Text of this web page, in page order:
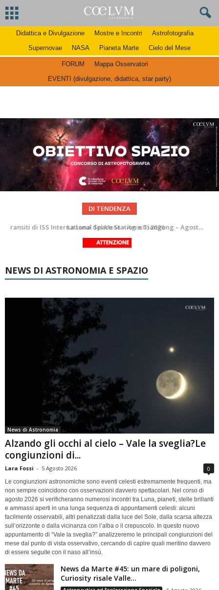
Didattica e Divulgazione Mostre e Incontri
Astrofotografia
Supernovae
NASA Pianeta Marte Cielo del Mese
FORUM
Mappa Osservatori
EVENTI (divulgazione, didattica, star party)
DI TENDENZA
La Luna del Mese – Agosto 2026
Le costellazioni di Agosto 2026: Delfino
NEWS DI ASTRONOMIA E SPAZIO
News di Astronomia
Alzando gli occhi al cielo – Vale la sveglia?Le
congiunzioni di...
Lara Fossi - 5 Agosto 2026 0
Le congiunzioni astronomiche sono eventi celesti estremamente frequenti, ma
non sempre coincidono con osservazioni davvero spettacolari. Nel corso di
agosto 2026 si verificheranno numerosi incontri tra Luna, pianeti, stelle brillanti
e ammassi aperti in una lunga sequenza di appuntamenti celesti: alcuni
facilmente osservabili, altri penalizzati dalla luce del Sole, dalla scarsa altezza
sull’orizzonte o dalla vicinanza con l’alba o il crepuscolo. In questo nuovo
appuntamento di “Vale la sveglia?” analizzeremo le principali congiunzioni del
mese dal punto di vista osservativo, cercando di capire quali meritino davvero
di essere seguite con il naso all’insù.
News da Marte #45: un mare di poligoni,
Curiosity risale Valle...